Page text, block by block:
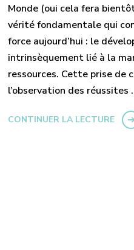
Monde (oui cela fera
vérité fondamentale qui
force aujourd’hui : le
intrinsèquement lié à la
ressources. Cette prise de
l’observation des réussites
CONTINUER LA LECTURE